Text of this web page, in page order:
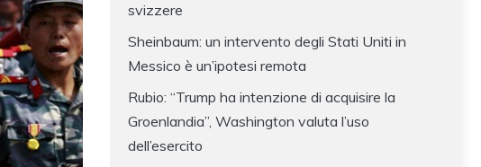
svizzere
Sheinbaum: un intervento degli Stati Uniti in
Messico è un’ipotesi remota
Rubio: “Trump ha intenzione di acquisire la
Groenlandia”, Washington valuta l’uso
dell’esercito